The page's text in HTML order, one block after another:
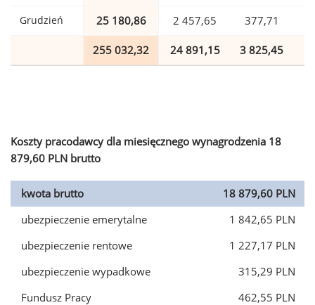
Grudzień 25 180,86 2 457,65 377,71
255 032,32 24 891,15 3 825,45
Koszty pracodawcy dla miesięcznego wynagrodzenia 18
879,60 PLN brutto
kwota brutto
18 879,60 PLN
ubezpieczenie emerytalne
1 842,65 PLN
ubezpieczenie rentowe
1 227,17 PLN
ubezpieczenie wypadkowe
315,29 PLN
Fundusz Pracy
462,55 PLN